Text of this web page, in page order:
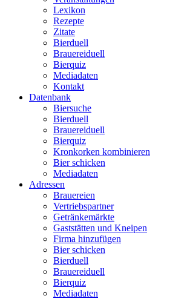
Lexikon
Rezepte
Zitate
Bierduell
Brauereiduell
Bierquiz
Mediadaten
Kontakt
Datenbank
Biersuche
Bierduell
Brauereiduell
Bierquiz
Kronkorken kombinieren
Bier schicken
Mediadaten
Adressen
Brauereien
Vertriebspartner
Getränkemärkte
Gaststätten und Kneipen
Firma hinzufügen
Bier schicken
Bierduell
Brauereiduell
Bierquiz
Mediadaten